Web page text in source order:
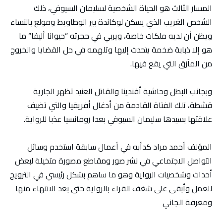
المسار الثالث هو الحياة الشخصية لسليمان السيوفي، ذلك
الشخص الغريب الذي يسكن لوكاندة بير الوطاويط ومولع بالنساء
ويظن أن لديه ملكات خاصة، ويربي في حجرته ”حيوانا أليفا“ ما
هو إلا ذبابة ضخمة يتحدث إليها وتلهمه في حل القضايا والخروج
من المآزق التي يقع فيها.
وبجانب البطل وحاشية أفندينا والقاتل العنيد تظهر الجارية
قشطة، تلك الفتاة القادمة من أدغال أفريقيا والتي تضيف
علاقتها بسيدها سليمان السيوفي بعدا رومانسيا عذبا للرواية.
المؤلف أحمد مراد كدأبه في أعمال سابقة استخدم وسائل
التواصل الاجتماعي في نشر صور ومقاطع مصورة متخيلة لبعض
أحداث وشخصيات الرواية وهو ما ساهم بشكل رئيسي في الترويج
للعمل وأبقى على شغف القراء بالرواية حتى بعد الانتهاء منها
ومعرفة الجاني